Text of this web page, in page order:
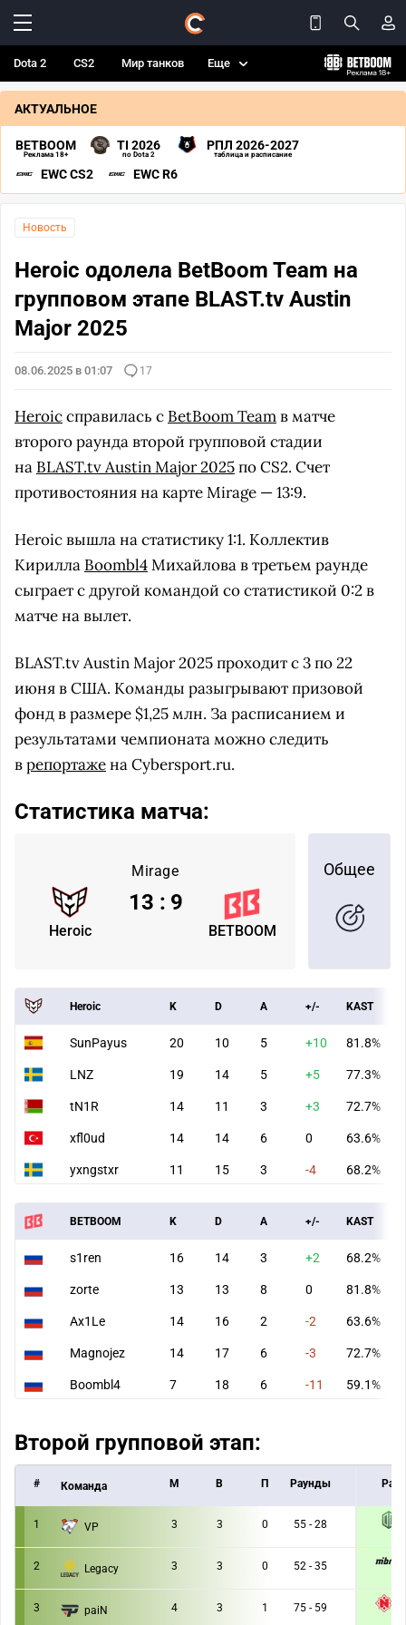
Dota 2 CS2 Мир танков Еще
АКТУАЛЬНОЕ
BETBOOM
Реклама 18+
TI 2026
по Dota 2
РПЛ 2026-2027
таблица и расписание
EWC CS2 EWC R6
Новость
Heroic одолела BetBoom Team на
групповом этапе BLAST.tv Austin
Major 2025
08.06.2025 в 01:07 17
Heroicсправилась с BetBoom Teamв матче
второго раунда второй групповой стадии
на BLAST.tv Austin Major 2025по CS2. Счет
противостояния на карте Mirage — 13:9.
Heroic вышла на статистику 1:1. Коллектив
Кирилла Boombl4Михайлова в третьем раунде
сыграет с другой командой со статистикой 0:2 в
матче на вылет.
BLAST.tv Austin Major 2025 проходит с 3 по 22
июня в США. Команды разыгрывают призовой
фонд в размере $1,25 млн. За расписанием и
результатами чемпионата можно следить
врепортажена Cybersport.ru.
Статистика матча:
Mirage
Heroic BETBOOM
13 : 9
Общее
Heroic K D A +/- KAST
SunPayus 20 10 5 +10 81.8%
LNZ 19 14 5 +5 77.3%
tN1R 14 11 3 +3 72.7%
xfl0ud 14 14 6 0 63.6%
yxngstxr 11 15 3 -4 68.2%
BETBOOM K D A +/- KAST
s1ren 16 14 3 +2 68.2%
zorte 13 13 8 0 81.8%
Ax1Le 14 16 2 -2 63.6%
Magnojez 14 17 6 -3 72.7%
Boombl4 7 18 6 -11 59.1%
Второй групповой этап:
# Команда M В П Раунды
1 VP 3 3 0 55 - 28
2 Legacy 3 3 0 52 - 35
3 paiN 4 3 1 75 - 59